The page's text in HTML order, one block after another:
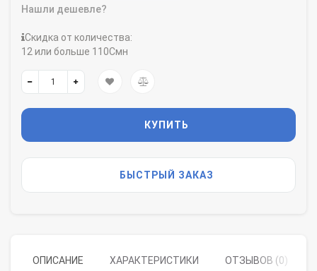
Нашли дешевле?
Скидка от количества:
12 или больше 110Смн
КУПИТЬ
БЫСТРЫЙ ЗАКАЗ
ОПИСАНИЕ ХАРАКТЕРИСТИКИ ОТЗЫВОВ (0)